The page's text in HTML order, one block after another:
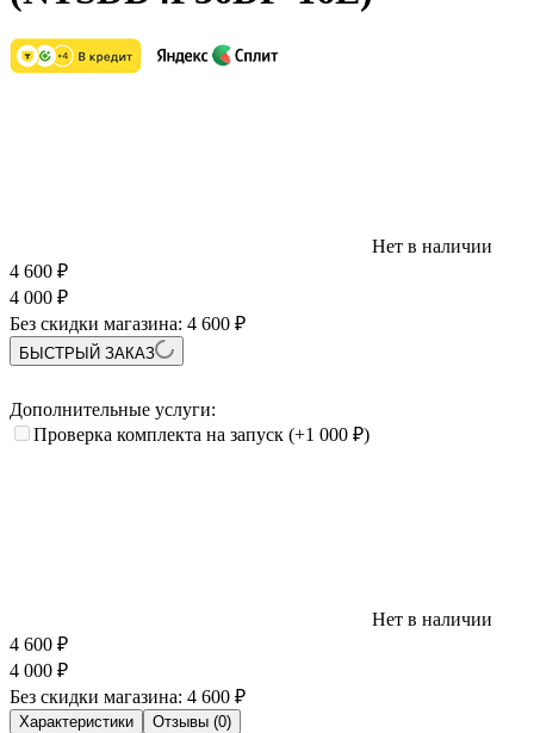
Нет в наличии
4 600 ₽
4 000 ₽
Без скидки магазина: 4 600 ₽
БЫСТРЫЙ ЗАКАЗ
Дополнительные услуги:
Проверка комплекта на запуск (+1 000 ₽)
Нет в наличии
4 600 ₽
4 000 ₽
Без скидки магазина: 4 600 ₽
Характеристики Отзывы (0)